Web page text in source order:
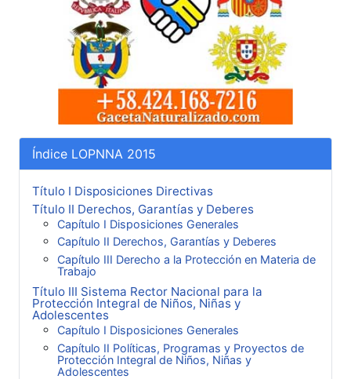
Índice LOPNNA 2015
Título I Disposiciones Directivas
Título II Derechos, Garantías y Deberes
Capítulo I Disposiciones Generales
Capítulo II Derechos, Garantías y Deberes
Capítulo III Derecho a la Protección en Materia de
Trabajo
Título III Sistema Rector Nacional para la
Protección Integral de Niños, Niñas y
Adolescentes
Capítulo I Disposiciones Generales
Capítulo II Políticas, Programas y Proyectos de
Protección Integral de Niños, Niñas y
Adolescentes